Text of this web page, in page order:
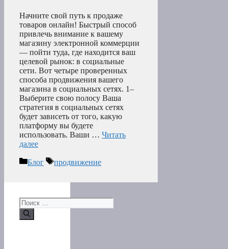
Начните свой путь к продаже
товаров онлайн! Быстрый способ
привлечь внимание к вашему
магазину электронной коммерции
— пойти туда, где находится ваш
целевой рынок: в социальные
сети. Вот четыре проверенных
способа продвижения вашего
магазина в социальных сетях. 1–
Выберите свою полосу Ваша
стратегия в социальных сетях
будет зависеть от того, какую
платформу вы будете
использовать. Ваши … Читать
далее
Рубрики
Блог Метки
продвижение
Поиск: